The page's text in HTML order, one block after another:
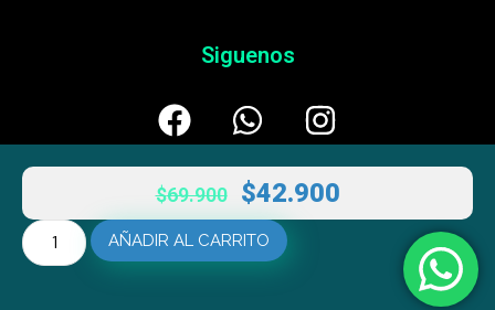
$69.900 $42.900
AÑADIR AL CARRITO
Siguenos